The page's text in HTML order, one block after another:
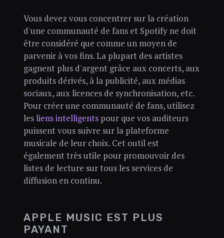
Vous devez vous concentrer sur la création
d'une communauté de fans et Spotify ne doit
être considéré que comme un moyen de
parvenir à vos fins. La plupart des artistes
gagnent plus d'argent grâce aux concerts, aux
produits dérivés, à la publicité, aux médias
sociaux, aux licences de synchronisation, etc.
Pour créer une communauté de fans, utilisez
lesliens intelligentspour que vos auditeurs
puissent vous suivre sur la plateforme
musicale de leur choix. Cet outil est
également très utile pour promouvoir des
listes de lecture sur tous les services de
diffusion en continu.
APPLE MUSIC EST PLUS
PAYANT